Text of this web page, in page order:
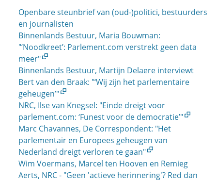
Openbare steunbrief van (oud-)politici, bestuurders
en journalisten
Binnenlands Bestuur, Maria Bouwman:
"‘Noodkreet’: Parlement.com verstrekt geen data
meer"
Binnenlands Bestuur, Martijn Delaere interviewt
Bert van den Braak: "‘Wij zijn het parlementaire
geheugen’"
NRC, Ilse van Knegsel: "Einde dreigt voor
parlement.com: ‘Funest voor de democratie’"
Marc Chavannes, De Correspondent: "Het
parlementair en Europees geheugen van
Nederland dreigt verloren te gaan"
Wim Voermans, Marcel ten Hooven en Remieg
Aerts, NRC - "Geen 'actieve herinnering'? Red dan